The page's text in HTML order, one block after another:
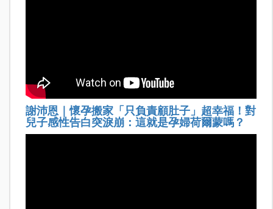
謝沛恩｜懷孕搬家「只負責顧肚子」超幸福！對
兒子感性告白突淚崩：這就是孕婦荷爾蒙嗎？